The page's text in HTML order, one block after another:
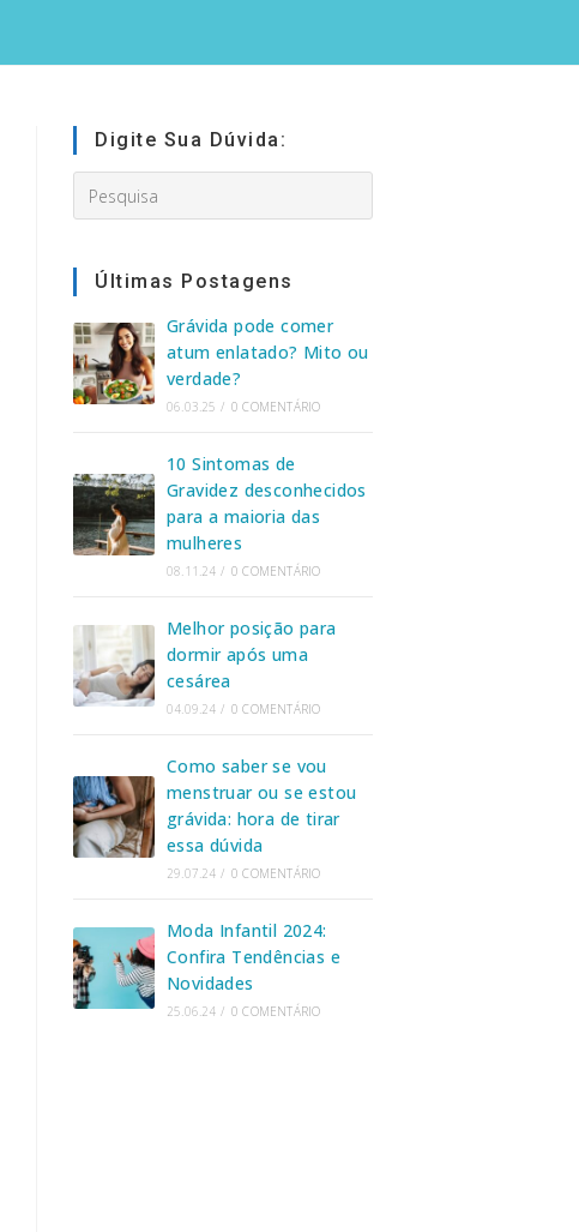
Digite Sua Dúvida:
this
Últimas Postagens
Grávida pode comer
atum enlatado? Mito ou
verdade?
06.03.25 / 0 COMENTÁRIO
10 Sintomas de
Gravidez desconhecidos
para a maioria das
mulheres
08.11.24 / 0 COMENTÁRIO
Melhor posição para
dormir após uma
cesárea
04.09.24 / 0 COMENTÁRIO
Como saber se vou
menstruar ou se estou
grávida: hora de tirar
essa dúvida
29.07.24 / 0 COMENTÁRIO
Moda Infantil 2024:
Confira Tendências e
Novidades
25.06.24 / 0 COMENTÁRIO